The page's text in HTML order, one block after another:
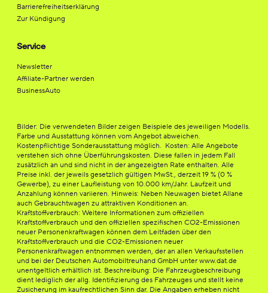
Barrierefreiheitserklärung
Zur Kündigung
Service
Newsletter
Affiliate-Partner werden
BusinessAuto
Bilder: Die verwendeten Bilder zeigen Beispiele des jeweiligen Modells.
Farbe und Ausstattung können vom Angebot abweichen.
Kostenpflichtige Sonderausstattung möglich. Kosten: Alle Angebote
verstehen sich ohne Überführungskosten. Diese fallen in jedem Fall
zusätzlich an und sind nicht in der angezeigten Rate enthalten. Alle
Preise inkl. der jeweils gesetzlich gültigen MwSt., derzeit 19 % (0 %
Gewerbe), zu einer Laufleistung von 10.000 km/Jahr. Laufzeit und
Anzahlung können variieren. Hinweis: Neben Neuwagen bietet Allane
auch Gebrauchtwagen zu attraktiven Konditionen an.
Kraftstoffverbrauch: Weitere Informationen zum offiziellen
Kraftstoffverbrauch und den offiziellen spezifischen CO2-Emissionen
neuer Personenkraftwagen können dem Leitfaden über den
Kraftstoffverbrauch und die CO2-Emissionen neuer
Personenkraftwagen entnommen werden, der an allen Verkaufsstellen
und bei der Deutschen Automobiltreuhand GmbH unter www.dat.de
unentgeltlich erhältlich ist. Beschreibung: Die Fahrzeugbeschreibung
dient lediglich der allg. Identifizierung des Fahrzeuges und stellt keine
Zusicherung im kaufrechtlichen Sinn dar. Die Angaben erheben nicht